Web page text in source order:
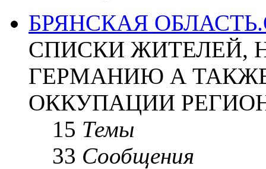
БРЯНСКАЯ
СПИСКИ ЖИТЕЛЕЙ,
ГЕРМАНИЮ А
ОККУПАЦИИ
15 Темы
33 Сообщения